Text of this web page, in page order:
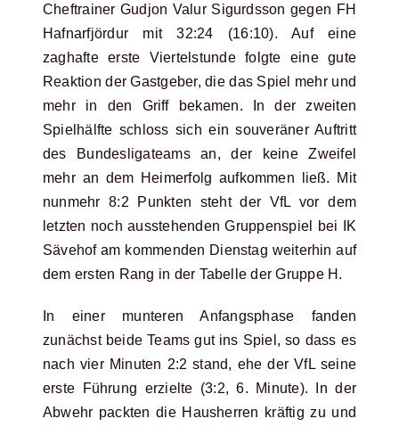
Cheftrainer Gudjon Valur Sigurdsson gegen FH
Hafnarfjördur mit 32:24 (16:10). Auf eine
zaghafte erste Viertelstunde folgte eine gute
Reaktion der Gastgeber, die das Spiel mehr und
mehr in den Griff bekamen. In der zweiten
Spielhälfte schloss sich ein souveräner Auftritt
des Bundesligateams an, der keine Zweifel
mehr an dem Heimerfolg aufkommen ließ. Mit
nunmehr 8:2 Punkten steht der VfL vor dem
letzten noch ausstehenden Gruppenspiel bei IK
Sävehof am kommenden Dienstag weiterhin auf
dem ersten Rang in der Tabelle der Gruppe H.
In einer munteren Anfangsphase fanden
zunächst beide Teams gut ins Spiel, so dass es
nach vier Minuten 2:2 stand, ehe der VfL seine
erste Führung erzielte (3:2, 6. Minute). In der
Abwehr packten die Hausherren kräftig zu und